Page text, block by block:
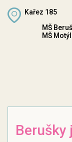
Kařez 185
MŠ
MŠ
Berušky